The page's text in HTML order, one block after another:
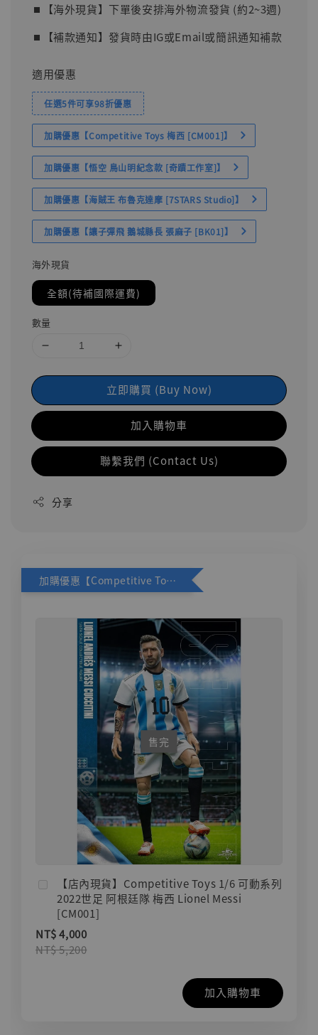
⏹︎【海外現貨】下單後安排海外物流發貨 (約2~3週)
⏹︎【補款通知】發貨時由IG或Email或簡訊通知補款
適用優惠
任選5件可享98折優惠
加購優惠【Competitive Toys 梅西 [CM001]】
加購優惠【悟空 鳥山明紀念款 [奇蹟工作室]】
加購優惠【海賊王 布魯克達摩 [7STARS Studio]】
加購優惠【讓子彈飛 鵝城縣長 張麻子 [BK01]】
海外現貨
全額(待補國際運費)
數量
立即購買 (Buy Now)
加入購物車
聯繫我們 (Contact Us)
分享
加購優惠【Competitive Toys 梅西 [CM001]】
售完
【店內現貨】Competitive Toys 1/6 可動系列
2022世足 阿根廷隊 梅西 Lionel Messi
[CM001]
NT$ 4,000
NT$ 5,200
加入購物車